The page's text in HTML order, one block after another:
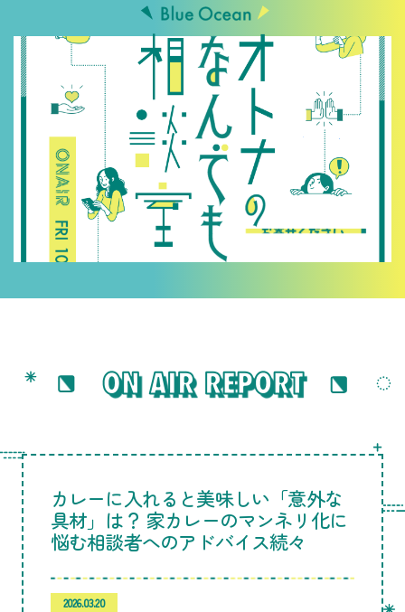
メッセージをお寄
カレーに入れると美味しい「意外な
具材」は？ 家カレーのマンネリ化に
悩む相談者へのアドバイス続々
2026.03.20